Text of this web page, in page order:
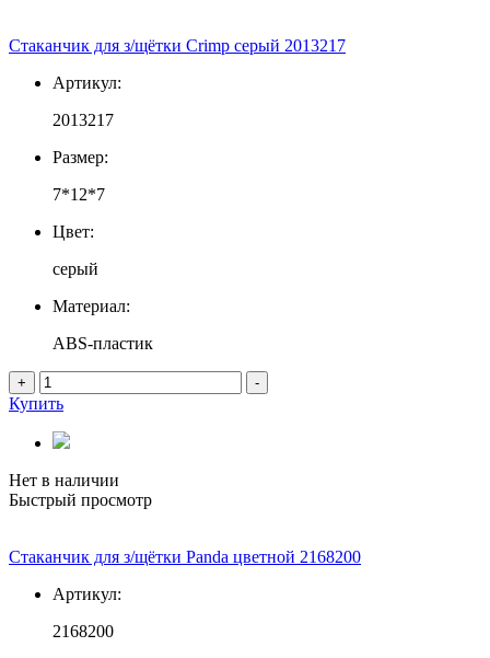
Стаканчик для з/щётки Crimp серый 2013217
Артикул:
2013217
Размер:
7*12*7
Цвет:
серый
Материал:
ABS-пластик
+ -
Купить
Нет в наличии
Быстрый просмотр
Стаканчик для з/щётки Panda цветной 2168200
Артикул:
2168200